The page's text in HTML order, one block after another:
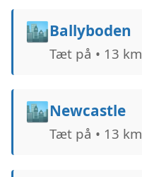
🏙️Ballyboden
Tæt på • 13 km
🏙️Newcastle
Tæt på • 13 km